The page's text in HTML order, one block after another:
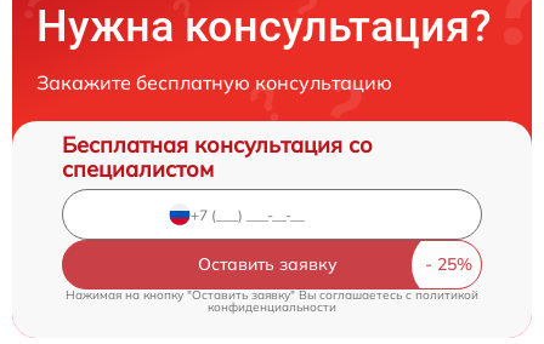
Нужна консультация?
Закажите бесплатную консультацию
Бесплатная консультация со
специалистом
Оставить заявку
Нажимая на кнопку "Оставить заявку" Вы соглашаетесь cполитикой
конфиденциальности